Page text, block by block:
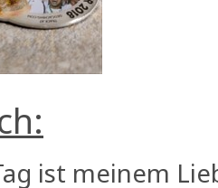
ist meinem